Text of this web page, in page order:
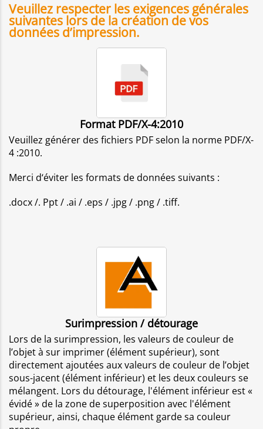
Veuillez respecter les exigences générales
suivantes lors de la création de vos
données d’impression.
Format PDF/X-4:2010
Veuillez générer des fichiers PDF selon la norme PDF/X-
4 :2010.
Merci d‘éviter les formats de données suivants :
.docx /. Ppt / .ai / .eps / .jpg / .png / .tiff.
Surimpression / détourage
Lors de la surimpression, les valeurs de couleur de
l’objet à sur imprimer (élément supérieur), sont
directement ajoutées aux valeurs de couleur de l’objet
sous-jacent (élément inférieur) et les deux couleurs se
mélangent. Lors du détourage, l'élément inférieur est «
évidé » de la zone de superposition avec l'élément
supérieur, ainsi, chaque élément garde sa couleur